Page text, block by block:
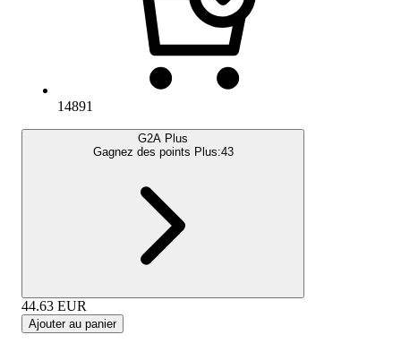
14891
G2A Plus
Gagnez des points Plus:43
44.63 EUR
Ajouter au panier